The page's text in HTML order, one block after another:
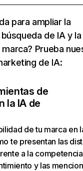
para ampliar la
de IA y la
Prueba
de IA:
de
la IA de
de tu marca en
te presentan las
a la competencia
y las